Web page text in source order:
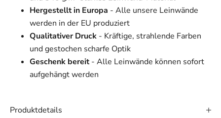
Hergestellt in Europa - Alle unsere Leinwände
werden in der EU produziert
Qualitativer Druck - Kräftige, strahlende Farben
und gestochen scharfe Optik
Geschenk bereit- Alle Leinwände können sofort
aufgehängt werden
Produktdetails